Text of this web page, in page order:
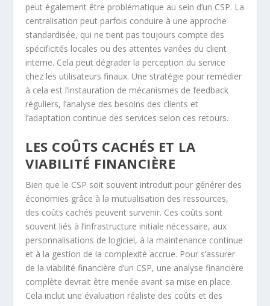
peut également être problématique au sein d’un CSP. La
centralisation peut parfois conduire à une approche
standardisée, qui ne tient pas toujours compte des
spécificités locales ou des attentes variées du client
interne. Cela peut dégrader la perception du service
chez les utilisateurs finaux. Une stratégie pour remédier
à cela est l’instauration de mécanismes de feedback
réguliers, l’analyse des besoins des clients et
l’adaptation continue des services selon ces retours.
LES COÛTS CACHÉS ET LA
VIABILITÉ FINANCIÈRE
Bien que le CSP soit souvent introduit pour générer des
économies grâce à la mutualisation des ressources,
des coûts cachés peuvent survenir. Ces coûts sont
souvent liés à l’infrastructure initiale nécessaire, aux
personnalisations de logiciel, à la maintenance continue
et à la gestion de la complexité accrue. Pour s’assurer
de la viabilité financière d’un CSP, une analyse financière
complète devrait être menée avant sa mise en place.
Cela inclut une évaluation réaliste des coûts et des